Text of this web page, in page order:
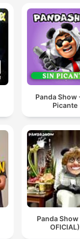
Panda Show
Picante
Panda Show
OFICIAL)